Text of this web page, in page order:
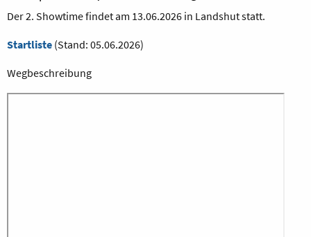
Der 2. Showtime findet am 13.06.2026 in Landshut statt.
Startliste (Stand: 05.06.2026)
Wegbeschreibung